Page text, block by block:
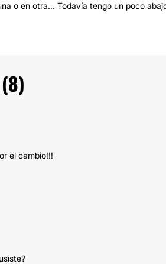
o en otra... Todavía tengo un poco
8)
el cambio!!!